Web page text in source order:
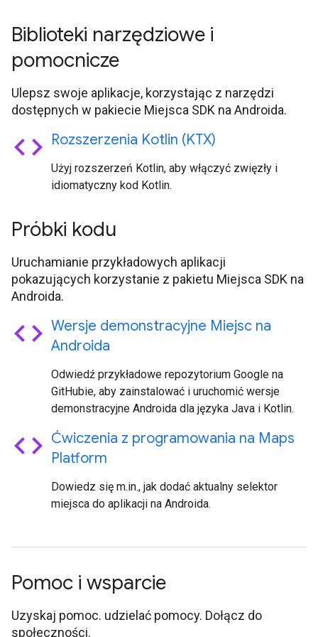
Biblioteki narzędziowe i
pomocnicze
Ulepsz swoje aplikacje, korzystając z narzędzi
dostępnych w pakiecie Miejsca SDK na Androida.
code Rozszerzenia Kotlin (KTX)
Użyj rozszerzeń Kotlin, aby włączyć zwięzły i
idiomatyczny kod Kotlin.
Próbki kodu
Uruchamianie przykładowych aplikacji
pokazujących korzystanie z pakietu Miejsca SDK na
Androida.
code Wersje demonstracyjne Miejsc na
Androida
Odwiedź przykładowe repozytorium Google na
GitHubie, aby zainstalować i uruchomić wersje
demonstracyjne Androida dla języka Java i Kotlin.
code Ćwiczenia z programowania na Maps
Platform
Dowiedz się m.in., jak dodać aktualny selektor
miejsca do aplikacji na Androida.
Pomoc i wsparcie
Uzyskaj pomoc. udzielać pomocy. Dołącz do
społeczności.